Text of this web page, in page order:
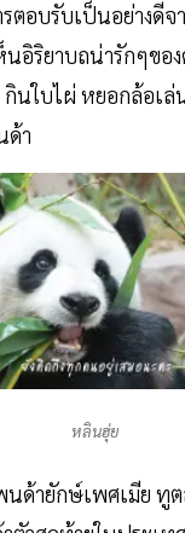
รตอบรับเป็นอย่างดี
อิริยาบถน่ารักๆขอ
นใบไผ่ หยอกล้อเล่
ด้า
หลินฮุ่ย
ด้ายักษ์เพศเมีย ทู